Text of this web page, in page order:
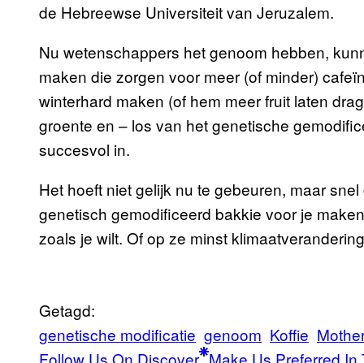
de Hebreewse Universiteit van Jeruzalem.
Nu wetenschappers het genoom hebben,
maken die zorgen voor meer (of minder)
winterhard maken (of hem meer fruit laten
groente en – los van het genetische
succesvol in.
Het hoeft niet gelijk nu te gebeuren, maar
genetisch gemodificeerd bakkie voor je
zoals je wilt. Of op ze minst
Getagd:
genetische modificatie genoom Koffie